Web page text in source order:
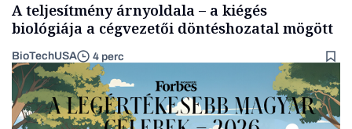
A teljesítmény árnyoldala – a kiégés
biológiája a cégvezetői döntéshozatal mögött
BioTechUSA 4 perc